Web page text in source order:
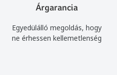
Árgarancia
Egyedülálló megoldás, hogy
ne érhessen kellemetlenség